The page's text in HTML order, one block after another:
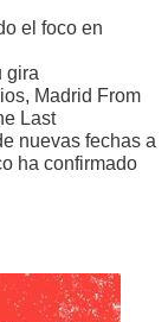
el foco en
gira
Madrid From
Last
nuevas fechas a
ha confirmado